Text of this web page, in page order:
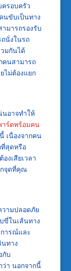
ครอบครัว
นขับเป็นทาง
ามารถรองรับ
นั่งในรถ
มกันได้
คนสามารถ
ไม่ต้องแยก
นอาจทำให้
าร์ดพร้อมคน
เนื่องจากคน
สุดหรือ
งเสียเวลา
กจุดที่คุณ
ามปลอดภัย
ขี่ในเส้นทาง
ารณ์และ
นทาง
กับ
า นอกจากนี้